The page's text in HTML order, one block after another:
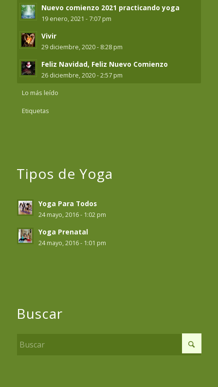
Nuevo comienzo 2021 practicando yoga
19 enero, 2021 - 7:07 pm
Vivir
29 diciembre, 2020 - 8:28 pm
Feliz Navidad, Feliz Nuevo Comienzo
26 diciembre, 2020 - 2:57 pm
Lo más leído
Etiquetas
Tipos de Yoga
Yoga Para Todos
24 mayo, 2016 - 1:02 pm
Yoga Prenatal
24 mayo, 2016 - 1:01 pm
Buscar